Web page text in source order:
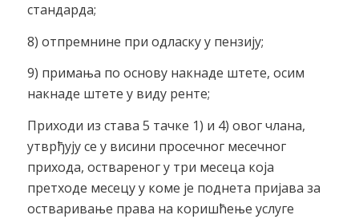
стандарда;
8) отпремнине при одласку у пензију;
9) примања по основу накнаде штете, осим
накнаде штете у виду ренте;
Приходи из става 5 тачке 1) и 4) овог члана,
утврђују ce y висини просечног месечног
прихода, оствареног у три месеца која
претходе месецу у коме је поднета пријава за
остваривање права на коришћење услуге